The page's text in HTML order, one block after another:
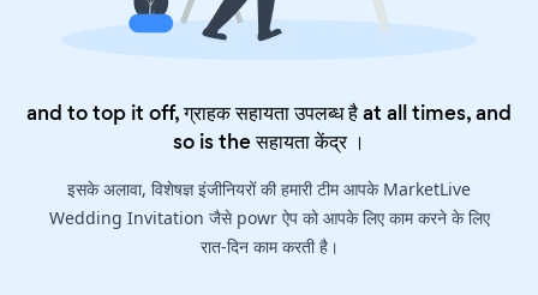
and to top it off, ग्राहक सहायता उपलब्ध है at all times, and
so is theसहायता केंद्र।
इसके अलावा, विशेषज्ञ इंजीनियरों की हमारी टीम आपके MarketLive
Wedding Invitation जैसे powr ऐप को आपके लिए काम करने के लिए
रात-दिन काम करती है।